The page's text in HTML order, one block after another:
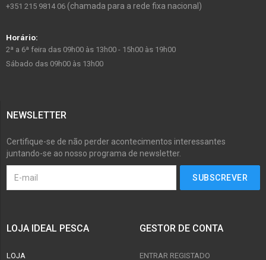
+351 215 9814 06 (chamada para a rede fixa nacional)
Horário:
2ª a 6ª feira das 09h00 às 13h00 - 15h00 às 19h00
Sábado das 09h00 às 13h00
NEWSLETTER
Certifique-se de não perder acontecimentos interessantes
juntando-se ao nosso programa de newsletter.
LOJA IDEAL PESCA
LOJA
GESTOR DE CONTA
ENTRAR REGISTADO